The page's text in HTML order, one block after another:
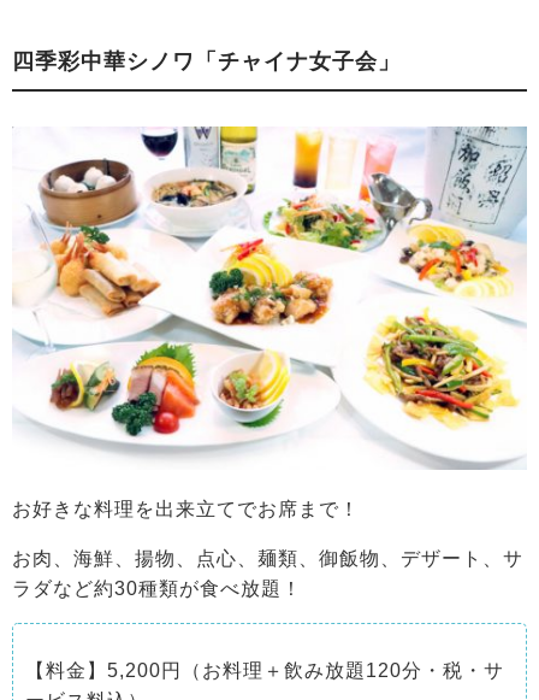
四季彩中華シノワ「チャイナ女子会」
お好きな料理を出来立てでお席まで！
お肉、海鮮、揚物、点心、麺類、御飯物、デザート、サ
ラダなど約30種類が食べ放題！
【料金】5,200円（お料理＋飲み放題120分・税・サ